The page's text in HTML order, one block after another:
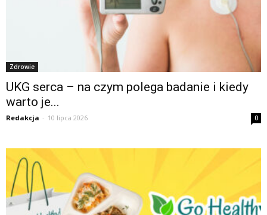
Zdrowie
UKG serca – na czym polega badanie i kiedy
warto je...
Redakcja - 10 lipca 2026 0